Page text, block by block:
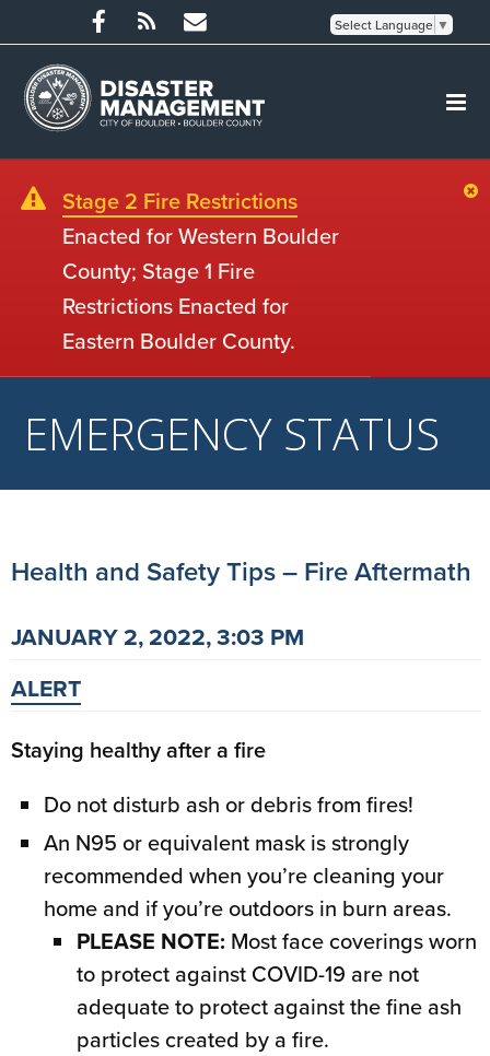
Select Language ▼
Stage 2 Fire Restrictions
Enacted for Western Boulder
County; Stage 1 Fire
Restrictions Enacted for
Eastern Boulder County.
EMERGENCY STATUS
Health and Safety Tips – Fire Aftermath
JANUARY 2, 2022, 3:03 PM
ALERT
Staying healthy after a fire
Do not disturb ash or debris from fires!
An N95 or equivalent mask is strongly
recommended when you’re cleaning your
home and if you’re outdoors in burn areas.
PLEASE NOTE: Most face coverings worn
to protect against COVID-19 are not
adequate to protect against the fine ash
particles created by a fire.